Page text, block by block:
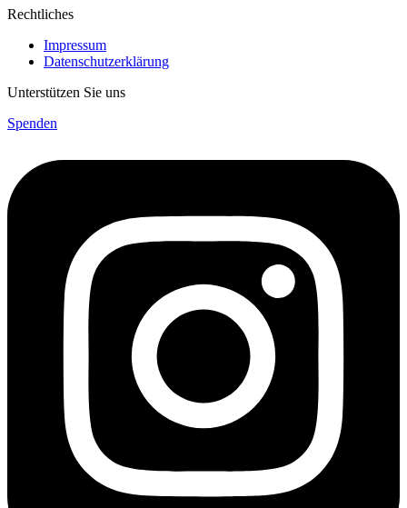
Rechtliches
Impressum
Datenschutzerklärung
Unterstützen Sie uns
Spenden